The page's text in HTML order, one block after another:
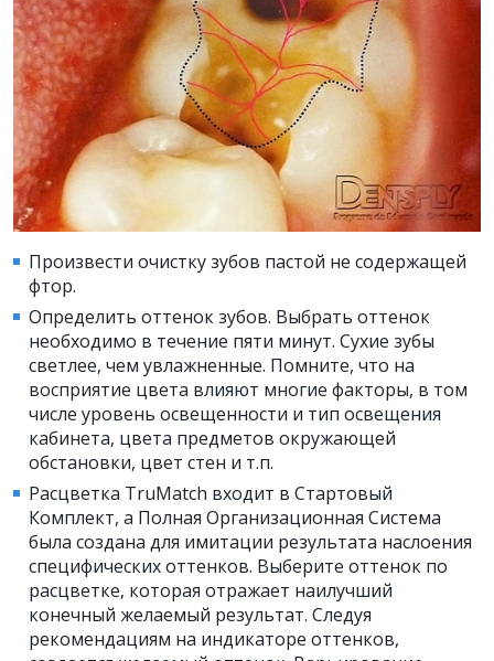
Произвести очистку зубов пастой не содержащей
фтор.
Определить оттенок зубов. Выбрать оттенок
необходимо в течение пяти минут. Сухие зубы
светлее, чем увлажненные. Помните, что на
восприятие цвета влияют многие факторы, в том
числе уровень освещенности и тип освещения
кабинета, цвета предметов окружающей
обстановки, цвет стен и т.п.
Расцветка TruMatch входит в Стартовый
Комплект, а Полная Организационная Система
была создана для имитации результата наслоения
специфических оттенков. Выберите оттенок по
расцветке, которая отражает наилучший
конечный желаемый результат. Следуя
рекомендациям на индикаторе оттенков,